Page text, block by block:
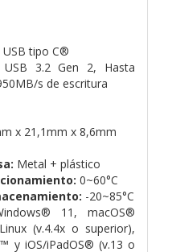
USB tipo C®
USB 3.2 Gen 2, Hasta
s de escritura
x 21,1mm x 8,6mm
Metal + plástico
0~60°C
-20~85°C
11, macOS®
(v.4.4x o superior),
y iOS/iPadOS® (v.13 o